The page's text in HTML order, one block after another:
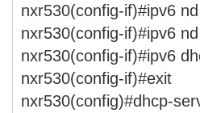
nxr530(config-if)#ipv6
nxr530(config-if)#ipv6
nxr530(config-if)#ipv6
nxr530(config-if)#exit
nxr530(config)#dhcp-